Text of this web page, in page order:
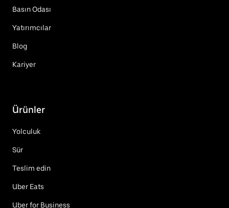
Basın Odası
Yatırımcılar
Blog
Kariyer
Ürünler
Yolculuk
Sür
Teslim edin
Uber Eats
Uber for Business